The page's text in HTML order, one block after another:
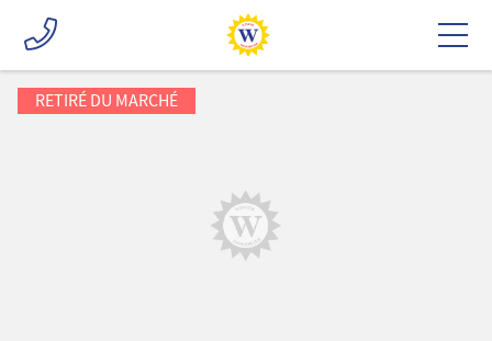
RETIRÉ DU MARCHÉ